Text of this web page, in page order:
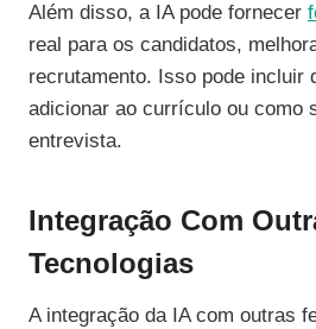
Além disso, a IA pode fornecer
real para os candidatos,
recrutamento. Isso pode incluir
adicionar ao currículo ou como
entrevista.
Integração Com
Tecnologias
A integração da IA com outras